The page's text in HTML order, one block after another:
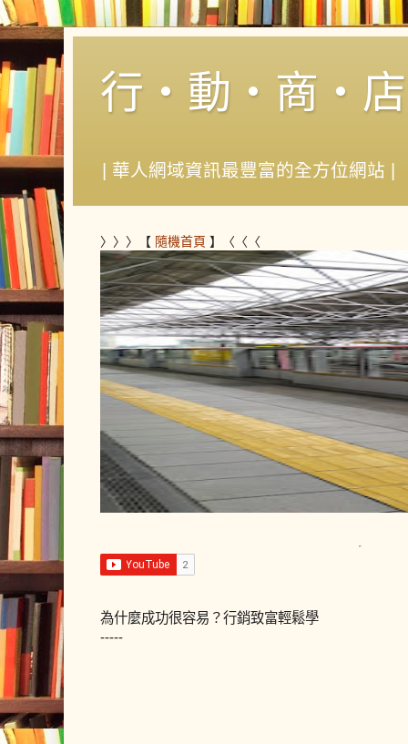
行‧動‧商‧
| 華人網域資訊最豐富的全方位網站 |
〉〉〉【 隨機首頁 】〈〈〈
為什麼成功很容易？行銷致富輕鬆學
-----